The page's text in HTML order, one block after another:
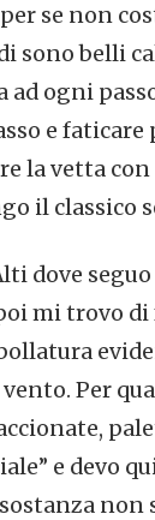
se non
sono belli
ad ogni
e
la vetta
il classico
dove
mi trovo
Per
e devo
non